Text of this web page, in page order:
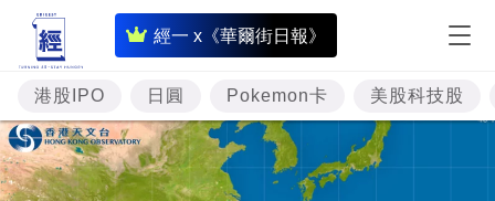
經一 x《華爾街日報》
即
時
財
經
專
題
港股IPO 日圓 Pokemon卡 美股科技股